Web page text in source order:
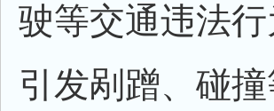
驶等交通违法
引发剐蹭、碰